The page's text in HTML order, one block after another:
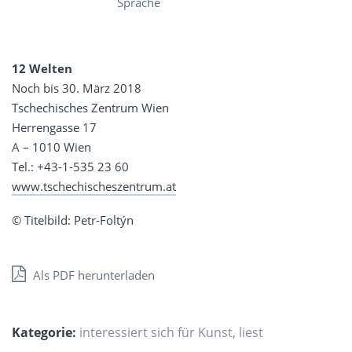
12 Welten
Noch bis 30. März 2018
Tschechisches Zentrum Wien
Herrengasse 17
A – 1010 Wien
Tel.: +43-1-535 23 60
www.tschechischeszentrum.at
© Titelbild: Petr-Foltýn
Als PDF herunterladen
Kategorie: interessiert sich für Kunst, liest